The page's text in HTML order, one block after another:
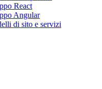
React
Angular
di sito e servizi